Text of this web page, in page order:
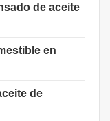
de aceite
en
de